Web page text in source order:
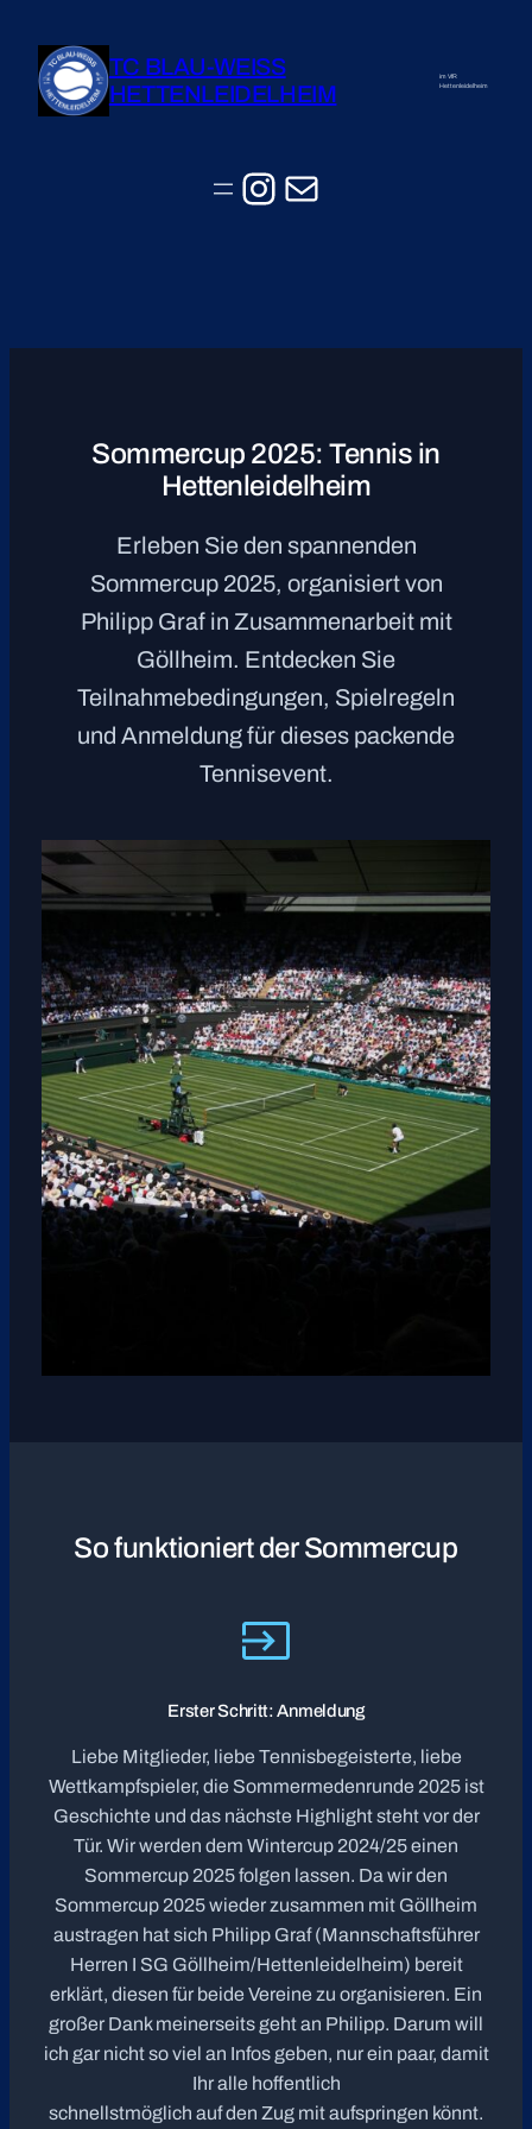
Inhalt
springen
TC BLAU-WEISS
HETTENLEIDELHEIM
im VfR
Hettenleidelheim
Instagram
E-Mail
Sommercup 2025: Tennis in
Hettenleidelheim
Erleben Sie den spannenden
Sommercup 2025, organisiert von
Philipp Graf in Zusammenarbeit mit
Göllheim. Entdecken Sie
Teilnahmebedingungen, Spielregeln
und Anmeldung für dieses packende
Tennisevent.
So funktioniert der Sommercup
Erster Schritt: Anmeldung
Liebe Mitglieder, liebe Tennisbegeisterte, liebe
Wettkampfspieler, die Sommermedenrunde 2025 ist
Geschichte und das nächste Highlight steht vor der
Tür. Wir werden dem Wintercup 2024/25 einen
Sommercup 2025 folgen lassen. Da wir den
Sommercup 2025 wieder zusammen mit Göllheim
austragen hat sich Philipp Graf (Mannschaftsführer
Herren I SG Göllheim/Hettenleidelheim) bereit
erklärt, diesen für beide Vereine zu organisieren. Ein
großer Dank meinerseits geht an Philipp. Darum will
ich gar nicht so viel an Infos geben, nur ein paar, damit
Ihr alle hoffentlich
schnellstmöglich auf den Zug mit aufspringen könnt.